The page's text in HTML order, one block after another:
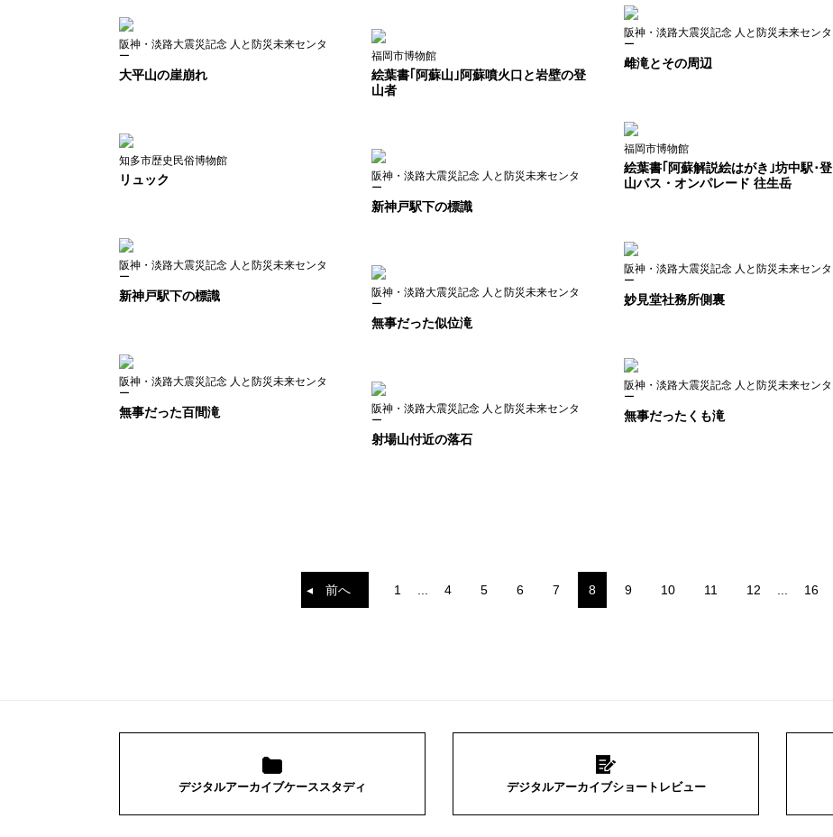
阪神・淡路大震災記念 人と防災未来センタ
ー
雌滝とその周辺
阪神・淡路大震災記念 人と防災未来センタ
ー
大平山の崖崩れ
福岡市博物館
絵葉書｢阿蘇山｣阿蘇噴火口と岩壁の登
山者
福岡市博物館
絵葉書｢阿蘇解説絵はがき｣坊中駅･登
山バス・オンパレード 往生岳
知多市歴史民俗博物館
リュック
阪神・淡路大震災記念 人と防災未来センタ
ー
新神戸駅下の標識
阪神・淡路大震災記念 人と防災未来センタ
ー
新神戸駅下の標識
阪神・淡路大震災記念 人と防災未来センタ
ー
妙見堂社務所側裏
阪神・淡路大震災記念 人と防災未来センタ
ー
無事だった似位滝
阪神・淡路大震災記念 人と防災未来センタ
ー
無事だった百間滝
阪神・淡路大震災記念 人と防災未来センタ
ー
無事だったくも滝
阪神・淡路大震災記念 人と防災未来センタ
ー
射場山付近の落石
◂ 前へ 1 4 5 6 7 8 9 10 11 12 16
デジタルアーカイブケーススタディ デジタルアーカイブショートレビュー